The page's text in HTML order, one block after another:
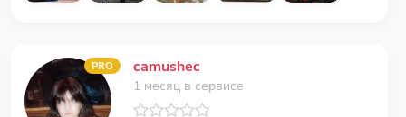
PRO camushec
1 месяц в сервисе